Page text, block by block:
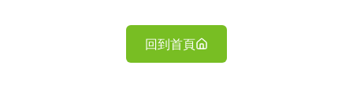
回到首頁